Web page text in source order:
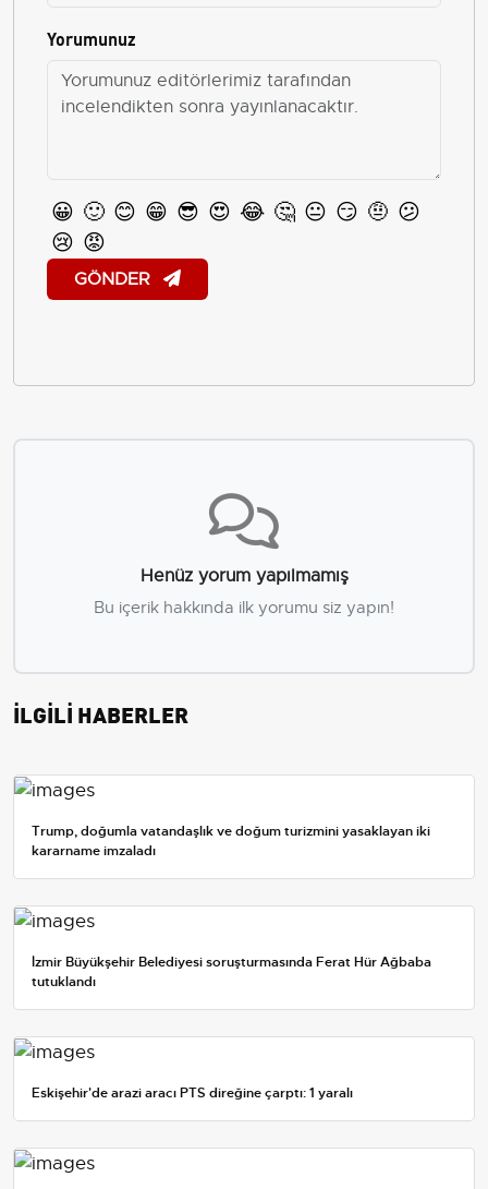
Yorumunuz
😀 🙂 😊 😁 😎 😍 😂 🤔 😐 😏 🤨 😕
😢 😡
GÖNDER
Henüz yorum yapılmamış
Bu içerik hakkında ilk yorumu siz yapın!
İLGİLİ HABERLER
Trump, doğumla vatandaşlık ve doğum turizmini yasaklayan iki
kararname imzaladı
İzmir Büyükşehir Belediyesi soruşturmasında Ferat Hür Ağbaba
tutuklandı
Eskişehir'de arazi aracı PTS direğine çarptı: 1 yaralı